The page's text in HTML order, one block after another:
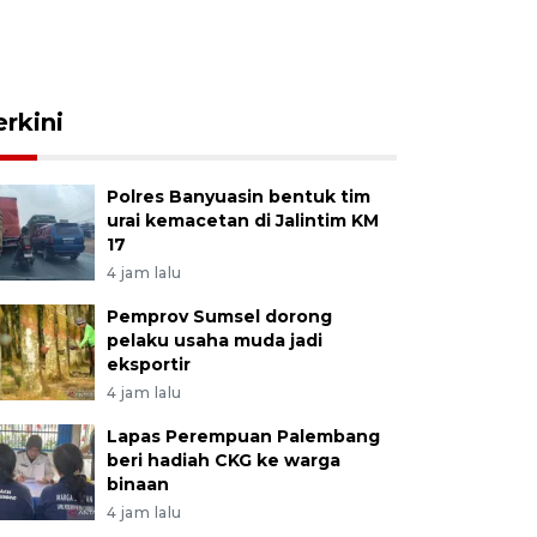
Polres Banyuasin bentuk tim
urai kemacetan di Jalintim KM
17
4 jam lalu
Pemprov Sumsel dorong
pelaku usaha muda jadi
eksportir
4 jam lalu
Lapas Perempuan Palembang
beri hadiah CKG ke warga
binaan
4 jam lalu